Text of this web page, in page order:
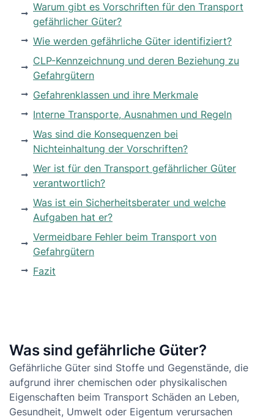
Warum gibt es Vorschriften für den Transport
gefährlicher Güter?
Wie werden gefährliche Güter identifiziert?
CLP-Kennzeichnung und deren Beziehung zu
Gefahrgütern
Gefahrenklassen und ihre Merkmale
Interne Transporte, Ausnahmen und Regeln
Was sind die Konsequenzen bei
Nichteinhaltung der Vorschriften?
Wer ist für den Transport gefährlicher Güter
verantwortlich?
Was ist ein Sicherheitsberater und welche
Aufgaben hat er?
Vermeidbare Fehler beim Transport von
Gefahrgütern
Fazit
Was sind gefährliche Güter?
Gefährliche Güter sind Stoffe und Gegenstände, die
aufgrund ihrer chemischen oder physikalischen
Eigenschaften beim Transport Schäden an Leben,
Gesundheit, Umwelt oder Eigentum verursachen